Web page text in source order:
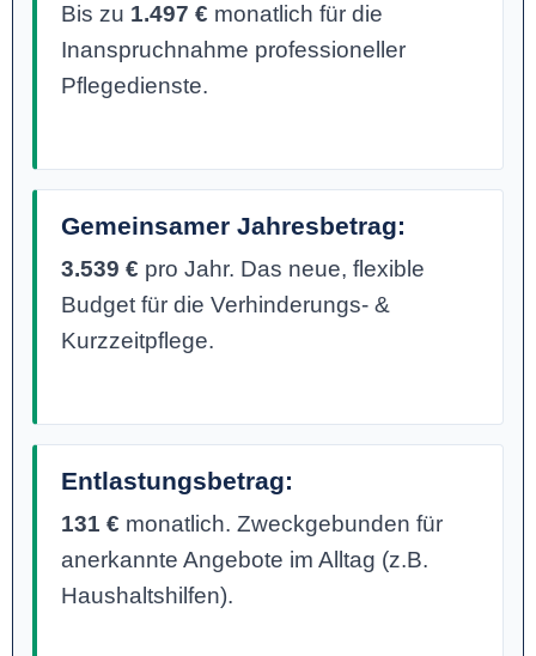
Bis zu 1.497 € monatlich für die
Inanspruchnahme professioneller
Pflegedienste.
Gemeinsamer Jahresbetrag:
3.539 € pro Jahr. Das neue, flexible
Budget für die Verhinderungs- &
Kurzzeitpflege.
Entlastungsbetrag:
131 € monatlich. Zweckgebunden für
anerkannte Angebote im Alltag (z.B.
Haushaltshilfen).